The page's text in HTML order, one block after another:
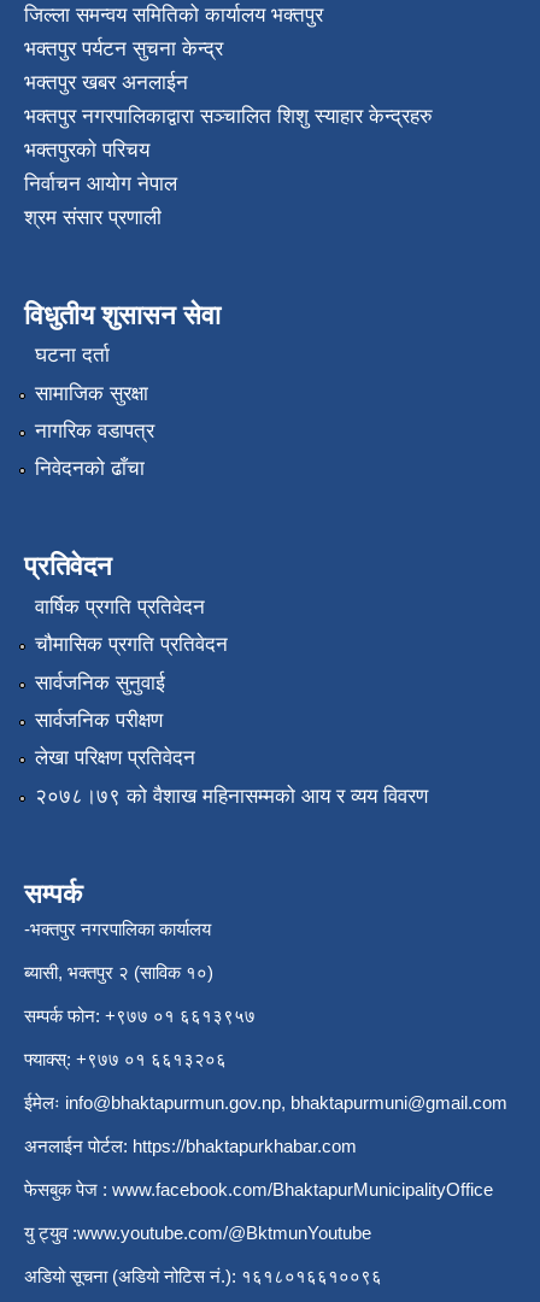
जिल्ला समन्वय समितिको कार्यालय भक्तपुर
भक्तपुर पर्यटन सुचना केन्द्र
भक्तपुर खबर अनलाईन
भक्तपुर नगरपालिकाद्वारा सञ्चालित शिशु स्याहार केन्द्रहरु
भक्तपुरकाे परिचय
निर्वाचन आयोग नेपाल
श्रम संसार प्रणाली
विधुतीय शुसासन सेवा
घटना दर्ता
सामाजिक सुरक्षा
नागरिक वडापत्र
निवेदनको ढाँचा
प्रतिवेदन
वार्षिक प्रगति प्रतिवेदन
चौमासिक प्रगति प्रतिवेदन
सार्वजनिक सुनुवाई
सार्वजनिक परीक्षण
लेखा परिक्षण प्रतिवेदन
२०७८।७९ को वैशाख महिनासम्मको आय र व्यय विवरण
सम्पर्क
-भक्तपुर नगरपालिका कार्यालय
ब्यासी, भक्तपुर २ (साविक १०)
सम्पर्क फोन: +९७७ ०१ ६६१३९५७
फ्याक्स्: +९७७ ०१ ६६१३२०६
ईमेलः info@bhaktapurmun.gov.np, bhaktapurmuni@gmail.com
अनलाईन पोर्टल: https://bhaktapurkhabar.com
फेसबुक पेज : www.facebook.com/BhaktapurMunicipalityOffice
यु ट्युव :www.youtube.com/@BktmunYoutube
अडियो सूचना (अडियो नोटिस नं.): १६१८०१६६१००९६